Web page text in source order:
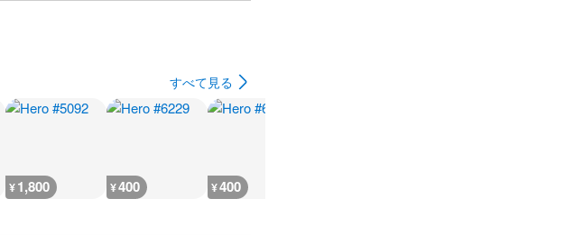
すべて見る
¥1,800 ¥400 ¥400